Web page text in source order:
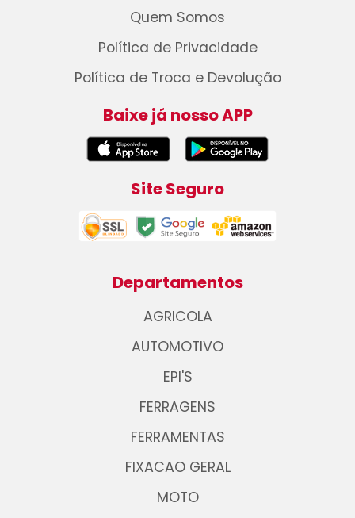
Quem Somos
Política de Privacidade
Política de Troca e Devolução
Baixe já nosso APP
Site Seguro
Departamentos
AGRICOLA
AUTOMOTIVO
EPI'S
FERRAGENS
FERRAMENTAS
FIXACAO GERAL
MOTO